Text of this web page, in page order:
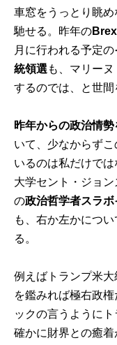
車窓をうっとり眺め
馳せる。昨年の
月に行われる予定の
統領選 も、マリー
するのでは、と世間
昨年からの政治情
いて、少なからず
いるのは私だけで
大学セント・ジョ
の政治哲学者スラ
も、右か左かにつ
る。
例えばトランプ米
を鑑みれば極右政
ックの言うように
確かに財界との癒